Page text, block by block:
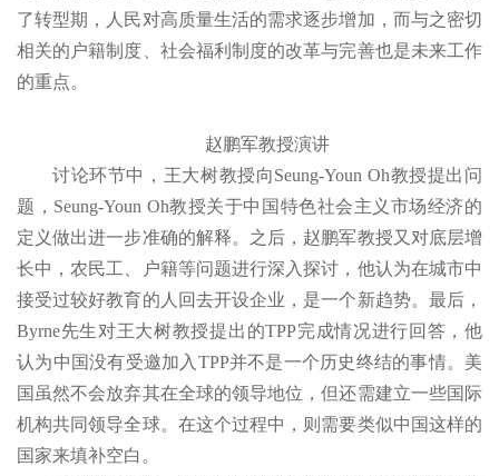
了转型期，人民对高质量生活的需求逐步增加，而与之密切
相关的户籍制度、社会福利制度的改革与完善也是未来工作
的重点。
赵鹏军教授演讲
讨论环节中，王大树教授向Seung-Youn Oh教授提出问
题，Seung-Youn Oh教授关于中国特色社会主义市场经济的
定义做出进一步准确的解释。之后，赵鹏军教授又对底层增
长中，农民工、户籍等问题进行深入探讨，他认为在城市中
接受过较好教育的人回去开设企业，是一个新趋势。最后，
Byrne先生对王大树教授提出的TPP完成情况进行回答，他
认为中国没有受邀加入TPP并不是一个历史终结的事情。美
国虽然不会放弃其在全球的领导地位，但还需建立一些国际
机构共同领导全球。在这个过程中，则需要类似中国这样的
国家来填补空白。